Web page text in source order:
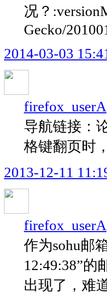
况？
Gecko/
2014-03-03
firefox_userA
导航链接：
格键翻页时
2013-12-11
firefox_userA
作为sohu邮
12:49:38”
出现了，难